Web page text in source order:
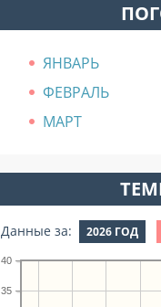
ЯНВАРЬ
ФЕВРАЛЬ
МАРТ
Данные за: 2026 ГОД
35
40